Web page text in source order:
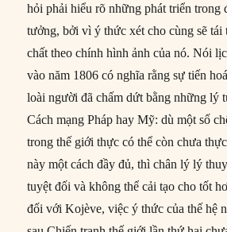
hỏi phải hiểu rõ những phát triển trong
tưởng, bởi vì ý thức xét cho cùng sẽ tái
chất theo chính hình ảnh của nó. Nói
vào năm 1806 có nghĩa rằng sự tiến
loài người đã chấm dứt bằng những lý
Cách mạng Pháp hay Mỹ: dù một số
trong thế giới thực có thể còn chưa
này một cách đầy đủ, thì chân lý lý
tuyệt đối và không thể cải tạo cho tốt
đối với Kojève, việc ý thức của thế hệ